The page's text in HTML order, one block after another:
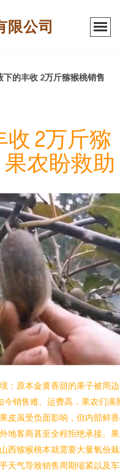
限公司
下的丰收 2万斤猕猴桃销售
2万斤猕
农盼救助
：原本金黄香甜的果子被周
销售难、运费高，果农们满
皮虽受负面影响，但内部鲜
地客商甚至全程拒绝承接。
西猕猴桃本就需要大量氧份栽
天气导致销售周期缩紧以及